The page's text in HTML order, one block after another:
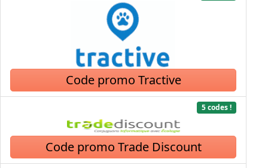
Code promo Tractive
5 codes !
Code promo Trade Discount